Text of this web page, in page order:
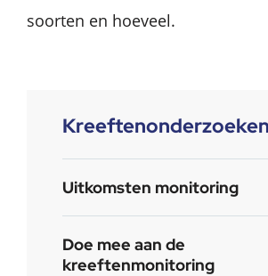
soorten en hoeveel.
Kreeftenonderzoeken
Uitkomsten monitoring
Doe mee aan de
kreeftenmonitoring